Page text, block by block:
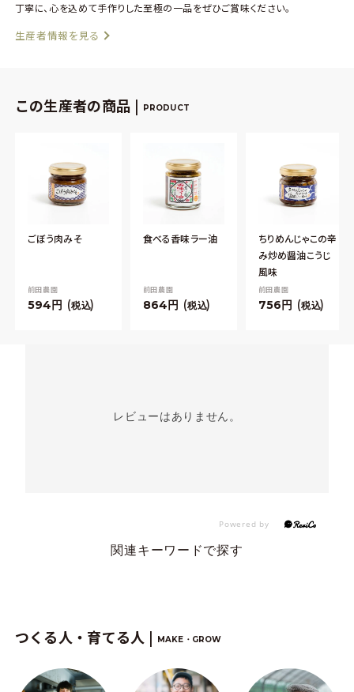
丁寧に、心を込めて手作りした至極の一品をぜひご賞味ください。
生産者情報を見る
この生産者の商品 | PRODUCT
ごぼう肉みそ
前田農園
594 税込
食べる香味ラー油
前田農園
864 税込
ちりめんじゃこの辛
み炒め醤油こうじ
風味
前田農園
756 税込
レビューはありません。
関連キーワードで探す
つくる人・育てる人 | MAKE・GROW